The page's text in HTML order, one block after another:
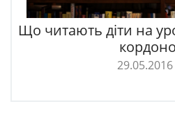
Що читають діти на
29.05.2016